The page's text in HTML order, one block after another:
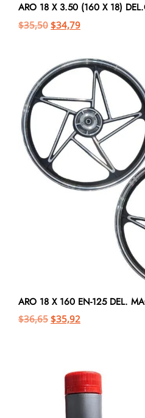
ARO 18 X 3.50 (160 X 18)
$35,50 $34,79
ARO 18 X 160 EN-125 DEL.
$36,65 $35,92